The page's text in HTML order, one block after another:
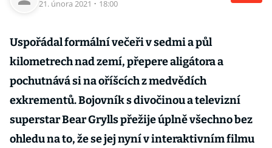
21. února 2021 · 18:00
Uspořádal formální večeři v sedmi a půl
kilometrech nad zemí, přepere aligátora a
pochutnává si na oříšcích z medvědích
exkrementů. Bojovník s divočinou a televizní
superstar Bear Grylls přežije úplně všechno bez
ohledu na to, že se jej nyní v interaktivním filmu